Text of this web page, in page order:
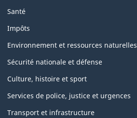
Santé
Impôts
Environnement et ressources naturelles
Sécurité nationale et défense
Culture, histoire et sport
Services de police, justice et urgences
Transport et infrastructure